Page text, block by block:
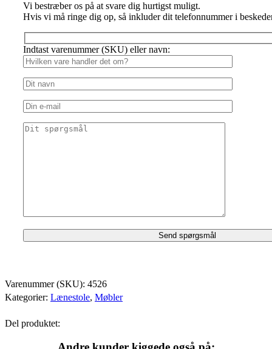
Vi bestræber os på at svare dig hurtigst muligt.
Hvis vi må ringe dig op, så inkluder dit telefonnummer i
Indtast varenummer (SKU) eller navn:
Varenummer (SKU): 4526
Kategorier: Lænestole, Møbler
Del produktet: